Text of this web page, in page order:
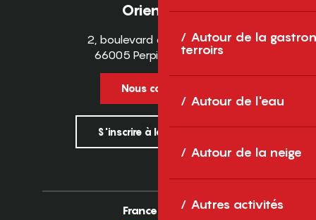
Autour de la
terroirs
Autour de l'eau
Autour de la neige
Autres activités
Orientales
2, boulevard des Pyrénées
66005 Perpignan Cedex
Nous contacter
S'inscrire à la newsletter
France Europe